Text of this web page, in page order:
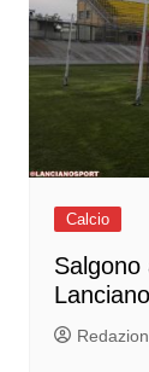
Calcio
Salgono
Lanciano